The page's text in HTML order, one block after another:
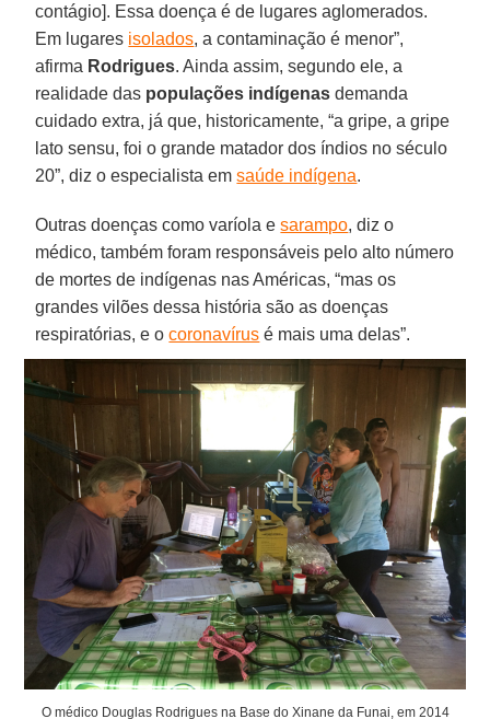
contágio]. Essa doença é de lugares aglomerados.
Em lugares isolados, a contaminação é menor”,
afirma Rodrigues. Ainda assim, segundo ele, a
realidade das populações indígenas demanda
cuidado extra, já que, historicamente, “a gripe, a gripe
lato sensu, foi o grande matador dos índios no século
20”, diz o especialista emsaúde indígena.
Outras doenças como varíola esarampo, diz o
médico, também foram responsáveis pelo alto número
de mortes de indígenas nas Américas, “mas os
grandes vilões dessa história são as doenças
respiratórias, e ocoronavírus é mais uma delas”.
O médico Douglas Rodrigues na Base do Xinane da Funai, em 2014